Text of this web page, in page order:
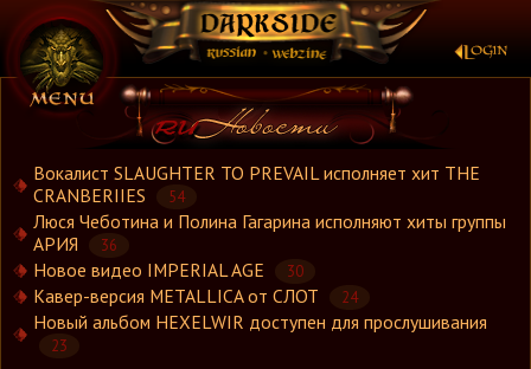
×
Новости.Рус
Видео
Концерты
Вокалист SLAUGHTER TO PREVAIL исполняет хит THE
CRANBERIIES
54
Люся Чеботина и Полина Гагарина исполняют хиты группы
АРИЯ
36
Новое видео IMPERIAL AGE 30
Кавер-версия METALLICA от СЛОТ 24
Новый альбом HEXELWIR доступен для прослушивания
23